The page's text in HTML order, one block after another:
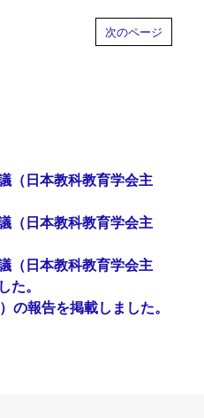
次のページ
（日本教科教育学会主
（日本教科教育学会主
（日本教科教育学会主
た。
の報告を掲載しました。